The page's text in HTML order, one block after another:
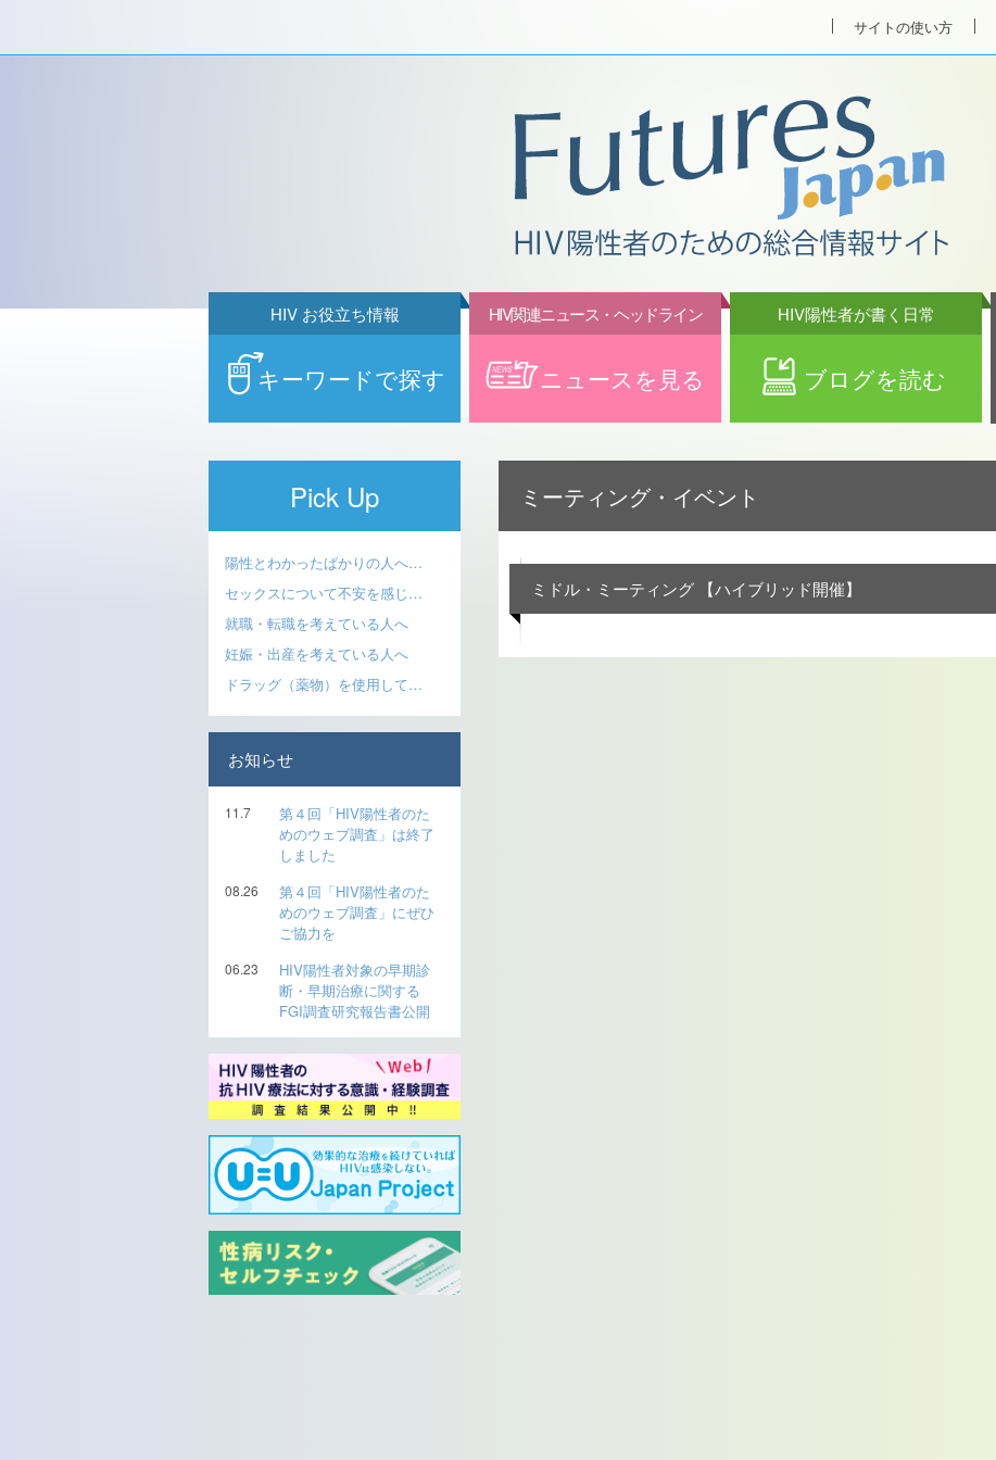
サイトの使い方
キーワードで探す
HIV お役立ち情報
ニュースを見る
HIV関連ニュース・ヘッドライン
ブログを読む
HIV陽性者が書く日常
ミーティング・イベント
ミドル・ミーティング 【ハイブリッド開催】
Pick Up
陽性とわかったばかりの人へ…
セックスについて不安を感じ…
就職・転職を考えている人へ
妊娠・出産を考えている人へ
ドラッグ（薬物）を使用して…
お知らせ
11.7
第４回「HIV陽性者のた
めのウェブ調査」は終了
しました
08.26
第４回「HIV陽性者のた
めのウェブ調査」にぜひ
ご協力を
06.23
HIV陽性者対象の早期診
断・早期治療に関する
FGI調査研究報告書公開